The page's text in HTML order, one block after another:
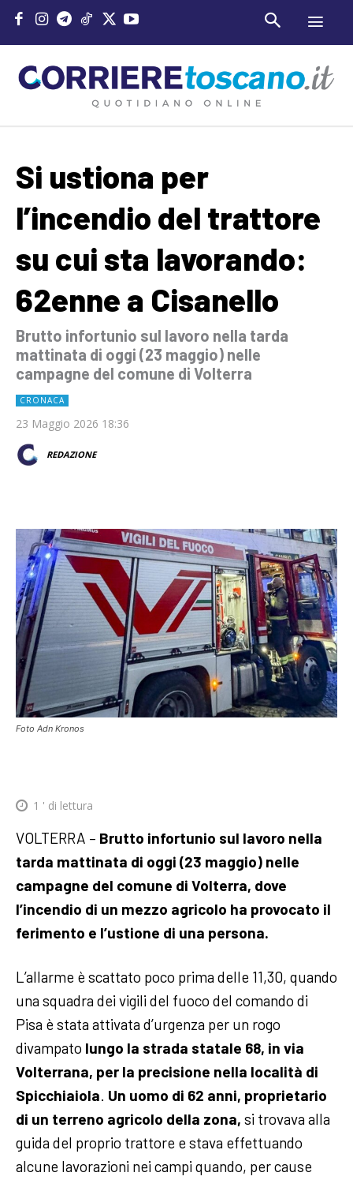
Si ustiona per
l’incendio del trattore
su cui sta lavorando:
62enne a Cisanello
Brutto infortunio sul lavoro nella tarda
mattinata di oggi (23 maggio) nelle
campagne del comune di Volterra
CRONACA
23 Maggio 2026 18:36
REDAZIONE
Foto Adn Kronos
1 ' di lettura
VOLTERRA – Brutto infortunio sul lavoro nella
tarda mattinata di oggi (23 maggio) nelle
campagne del comune di Volterra, dove
l’incendio di un mezzo agricolo ha provocato il
ferimento e l’ustione di una persona.
L’allarme è scattato poco prima delle 11,30, quando
una squadra dei vigili del fuoco del comando di
Pisa è stata attivata d’urgenza per un rogo
divampato lungo la strada statale 68, in via
Volterrana, per la precisione nella località di
Spicchiaiola. Un uomo di 62 anni, proprietario
di un terreno agricolo della zona, si trovava alla
guida del proprio trattore e stava effettuando
alcune lavorazioni nei campi quando, per cause